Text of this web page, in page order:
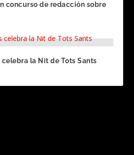
concurso de redacción sobre
la Nit de Tots Sants